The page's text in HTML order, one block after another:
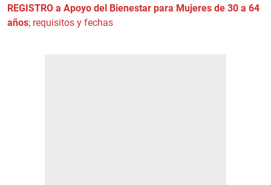
REGISTRO a Apoyo del Bienestar para Mujeres de 30 a 64
años; requisitos y fechas